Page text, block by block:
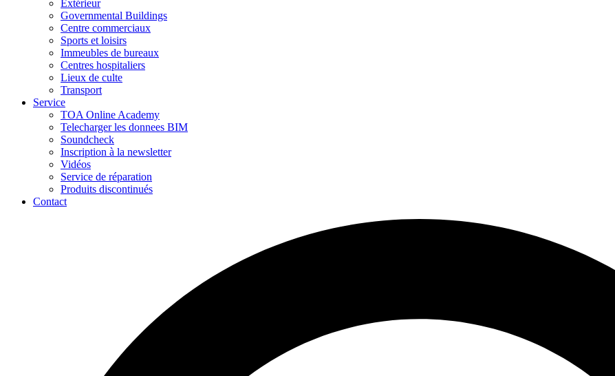
Extérieur
Governmental Buildings
Centre commerciaux
Sports et loisirs
Immeubles de bureaux
Centres hospitaliers
Lieux de culte
Transport
Service
TOA Online Academy
Telecharger les donnees BIM
Soundcheck
Inscription à la newsletter
Vidéos
Service de réparation
Produits discontinués
Contact